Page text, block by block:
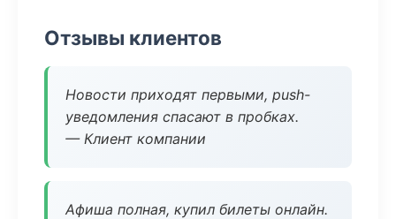
Отзывы клиентов
Новости приходят первыми, push-
уведомления спасают в пробках.
— Клиент компании
Афиша полная, купил билеты онлайн.